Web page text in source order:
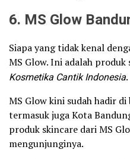
6. MS Glow
Siapa yang tidak kenal
MS Glow. Ini adalah
Kosmetika Cantik Indonesia.
MS Glow kini sudah hadir
termasuk juga Kota
produk skincare dari MS
mengunjunginya.